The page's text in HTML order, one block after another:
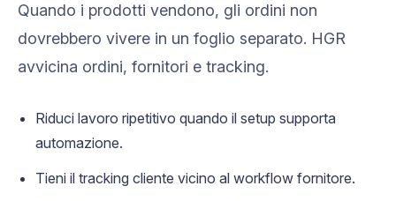
Quando i prodotti vendono, gli ordini non
dovrebbero vivere in un foglio separato. HGR
avvicina ordini, fornitori e tracking.
Riduci lavoro ripetitivo quando il setup supporta
automazione.
Tieni il tracking cliente vicino al workflow fornitore.